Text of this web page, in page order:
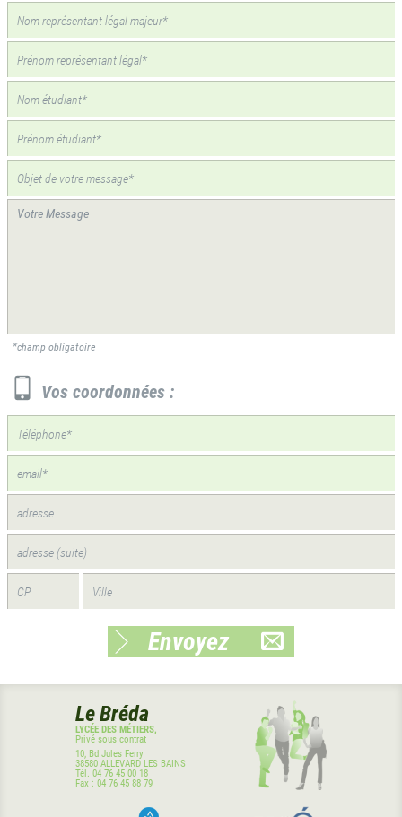
*champ obligatoire
Vos coordonnées :
Envoyez
Le Bréda
LYCÉE DES MÉTIERS,
Privé sous contrat
10, Bd Jules Ferry
38580 ALLEVARD LES BAINS
Tél.04 76 45 00 18
Fax :04 76 45 88 79